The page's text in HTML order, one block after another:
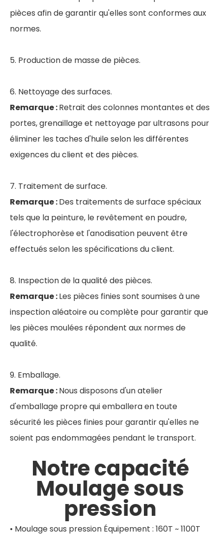
pièces afin de garantir qu'elles sont conformes aux
normes.
5. Production de masse de pièces.
6. Nettoyage des surfaces.
Remarque :Retrait des colonnes montantes et des
portes, grenaillage et nettoyage par ultrasons pour
éliminer les taches d'huile selon les différentes
exigences du client et des pièces.
7. Traitement de surface.
Remarque :Des traitements de surface spéciaux
tels que la peinture, le revêtement en poudre,
l'électrophorèse et l'anodisation peuvent être
effectués selon les spécifications du client.
8. Inspection de la qualité des pièces.
Remarque :Les pièces finies sont soumises à une
inspection aléatoire ou complète pour garantir que
les pièces moulées répondent aux normes de
qualité.
9. Emballage.
Remarque :Nous disposons d'un atelier
d'emballage propre qui emballera en toute
sécurité les pièces finies pour garantir qu'elles ne
soient pas endommagées pendant le transport.
Notre capacité
Moulage sous
pression
• Moulage sous pression Équipement : 160T ~ 1100T